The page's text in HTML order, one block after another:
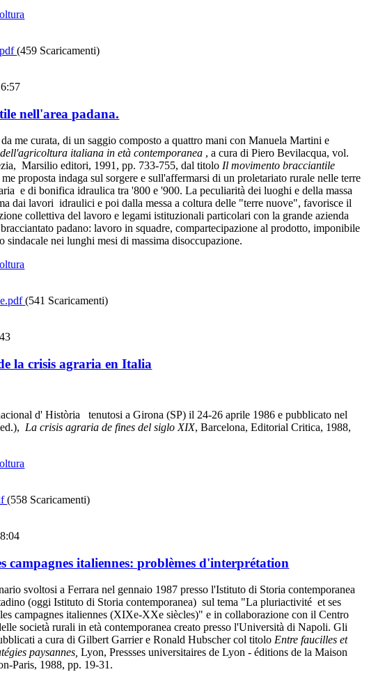
(459 Scaricamenti)
nell'area padana.
me curata, di un saggio composto a quattro mani con Manuela Martini e
italiana in età contemporanea , a cura di Piero Bevilacqua, vol.
Marsilio editori, 1991, pp. 733-755, dal titoloIl movimento bracciantile
proposta indaga sul sorgere e sull'affermarsi di un proletariato rurale nelle terre
e di bonifica idraulica tra '800 e '900. La peculiarità dei luoghi e della massa
dai lavori idraulici e poi dalla messa a coltura delle "terre nuove", favorisce il
collettiva del lavoro e legami istituzionali particolari con la grande azienda
padano: lavoro in squadre, compartecipazione al prodotto, imponibile
sindacale nei lunghi mesi di massima disoccupazione.
(541 Scaricamenti)
la crisis agraria en Italia
d' Història tenutosi a Girona (SP) il 24-26 aprile 1986 e pubblicato nel
La crisis agraria de fines del siglo XIX, Barcelona, Editorial Critica, 1988,
(558 Scaricamenti)
campagnes italiennes: problèmes d'interprétation
svoltosi a Ferrara nel gennaio 1987 presso l'Istituto di Storia contemporanea
(oggi Istituto di Storia contemporanea) sul tema "La pluriactivité et ses
campagnes italiennes (XIXe-XXe siècles)" e in collaborazione con il Centro
società rurali in età contemporanea creato presso l'Università di Napoli. Gli
a cura di Gilbert Garrier e Ronald Hubscher col titolo Entre faucilles et
paysannes, Lyon, Pressses universitaires de Lyon - éditions de la Maison
Paris, 1988, pp. 19-31.